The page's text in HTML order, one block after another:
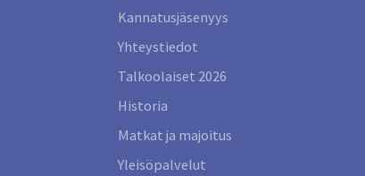
Kannatusjäsenyys
Yhteystiedot
Talkoolaiset 2026
Historia
Matkat ja majoitus
Yleisöpalvelut